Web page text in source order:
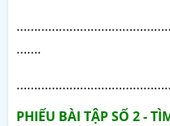
…….
PHIẾU BÀI TẬP SỐ 2 -